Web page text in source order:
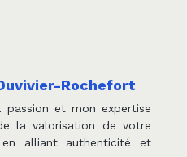
Rochefort
passion et mon expertise
la valorisation de votre
en alliant authenticité et